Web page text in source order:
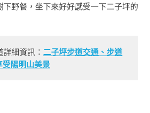
下野餐，坐下來好好感受一下二子坪的
細資訊： 二子坪步道交通、步道
陽明山美景